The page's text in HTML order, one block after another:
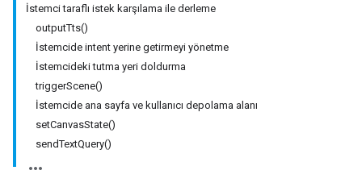
İstemci taraflı istek karşılama ile derleme
outputTts()
İstemcide intent yerine getirmeyi yönetme
İstemcideki tutma yeri doldurma
triggerScene()
İstemcide ana sayfa ve kullanıcı depolama alanı
setCanvasState()
sendTextQuery()